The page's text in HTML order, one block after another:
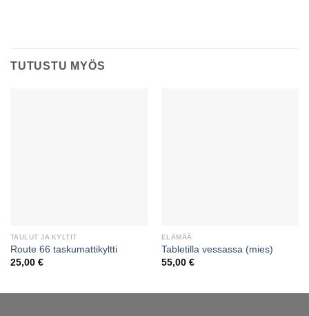
TUTUSTU MYÖS
TAULUT JA KYLTIT
Route 66 taskumattikyltti
25,00 €
ELÄMÄÄ
Tabletilla vessassa (mies)
55,00 €